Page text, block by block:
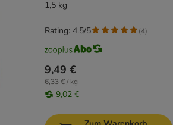
1,5 kg
9,49 €
6,33 € / kg
9,02 €
Rating: 4.5/5 (4)